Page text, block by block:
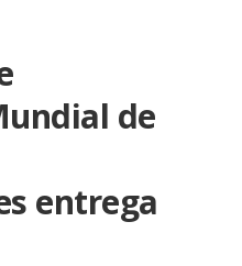
de
entrega